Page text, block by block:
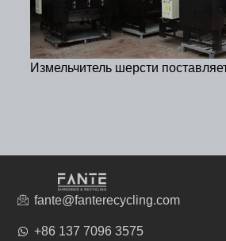
Измельчитель шерсти
fante@fanterecycling.com
+86 137 7096 3575